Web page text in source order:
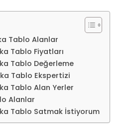
Tablo Alanlar
Tablo Fiyatları
Tablo Değerleme
Tablo Ekspertizi
Tablo Alan Yerler
Alanlar
Tablo Satmak İstiyorum